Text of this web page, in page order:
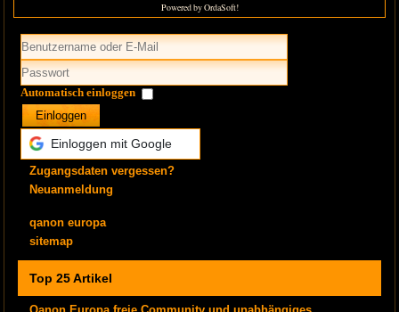
Powered by OrdaSoft!
Automatisch einloggen
Einloggen
Einloggen mit Google
Zugangsdaten vergessen?
Neuanmeldung
qanon europa
sitemap
Top 25 Artikel